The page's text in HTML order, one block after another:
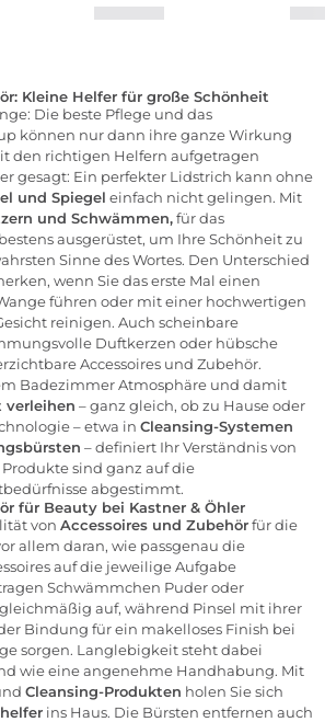
Kleine Helfer für große Schönheit
Die beste Pflege und das
können nur dann ihre ganze Wirkung
den richtigen Helfern aufgetragen
gesagt: Ein perfekter Lidstrich kann ohne
und Spiegel einfach nicht gelingen. Mit
und Schwämmen,für das
ausgerüstet, um Ihre Schönheit zu
Sinne des Wortes. Den Unterschied
wenn Sie das erste Mal einen
führen oder mit einer hochwertigen
reinigen. Auch scheinbare
Duftkerzen oder hübsche
Accessoires und Zubehör.
Badezimmer Atmosphäre und damit
verleihen – ganz gleich, ob zu Hause oder
– etwa in Cleansing-Systemen
– definiert Ihr Verständnis von
sind ganz auf die
abgestimmt.
für Beauty bei Kastner & Öhler
von Accessoires und Zubehörfür die
allem daran, wie passgenau die
auf die jeweilige Aufgabe
Schwämmchen Puder oder
auf, während Pinsel mit ihrer
Bindung für ein makelloses Finish bei
sorgen. Langlebigkeit steht dabei
wie eine angenehme Handhabung. Mit
Cleansing-Produkten holen Sie sich
ins Haus. Die Bürsten entfernen auch